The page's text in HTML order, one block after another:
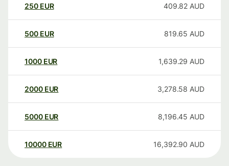
250 EUR 409.82 AUD
500 EUR 819.65 AUD
1000 EUR 1,639.29 AUD
2000 EUR 3,278.58 AUD
5000 EUR 8,196.45 AUD
10000 EUR 16,392.90 AUD